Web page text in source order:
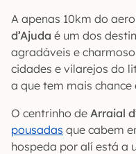
A apenas 10km do
d’Ajuda é um dos
agradáveis e
cidades e vilarejos do
a que tem mais
O centrinho de Arraial
pousadas que cabem
hospeda por alí está a